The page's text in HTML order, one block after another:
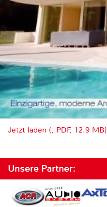
Jetzt laden (, PDF, 12.9 MB)
Unsere Partner: